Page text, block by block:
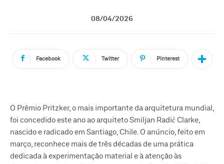
08/04/2026
Facebook Twitter Pinterest
O Prêmio Pritzker, o mais importante da arquitetura mundial,
foi concedido este ano ao arquiteto Smiljan Radić Clarke,
nascido e radicado em Santiago, Chile. O anúncio, feito em
março, reconhece mais de três décadas de uma prática
dedicada à experimentação material e à atenção às